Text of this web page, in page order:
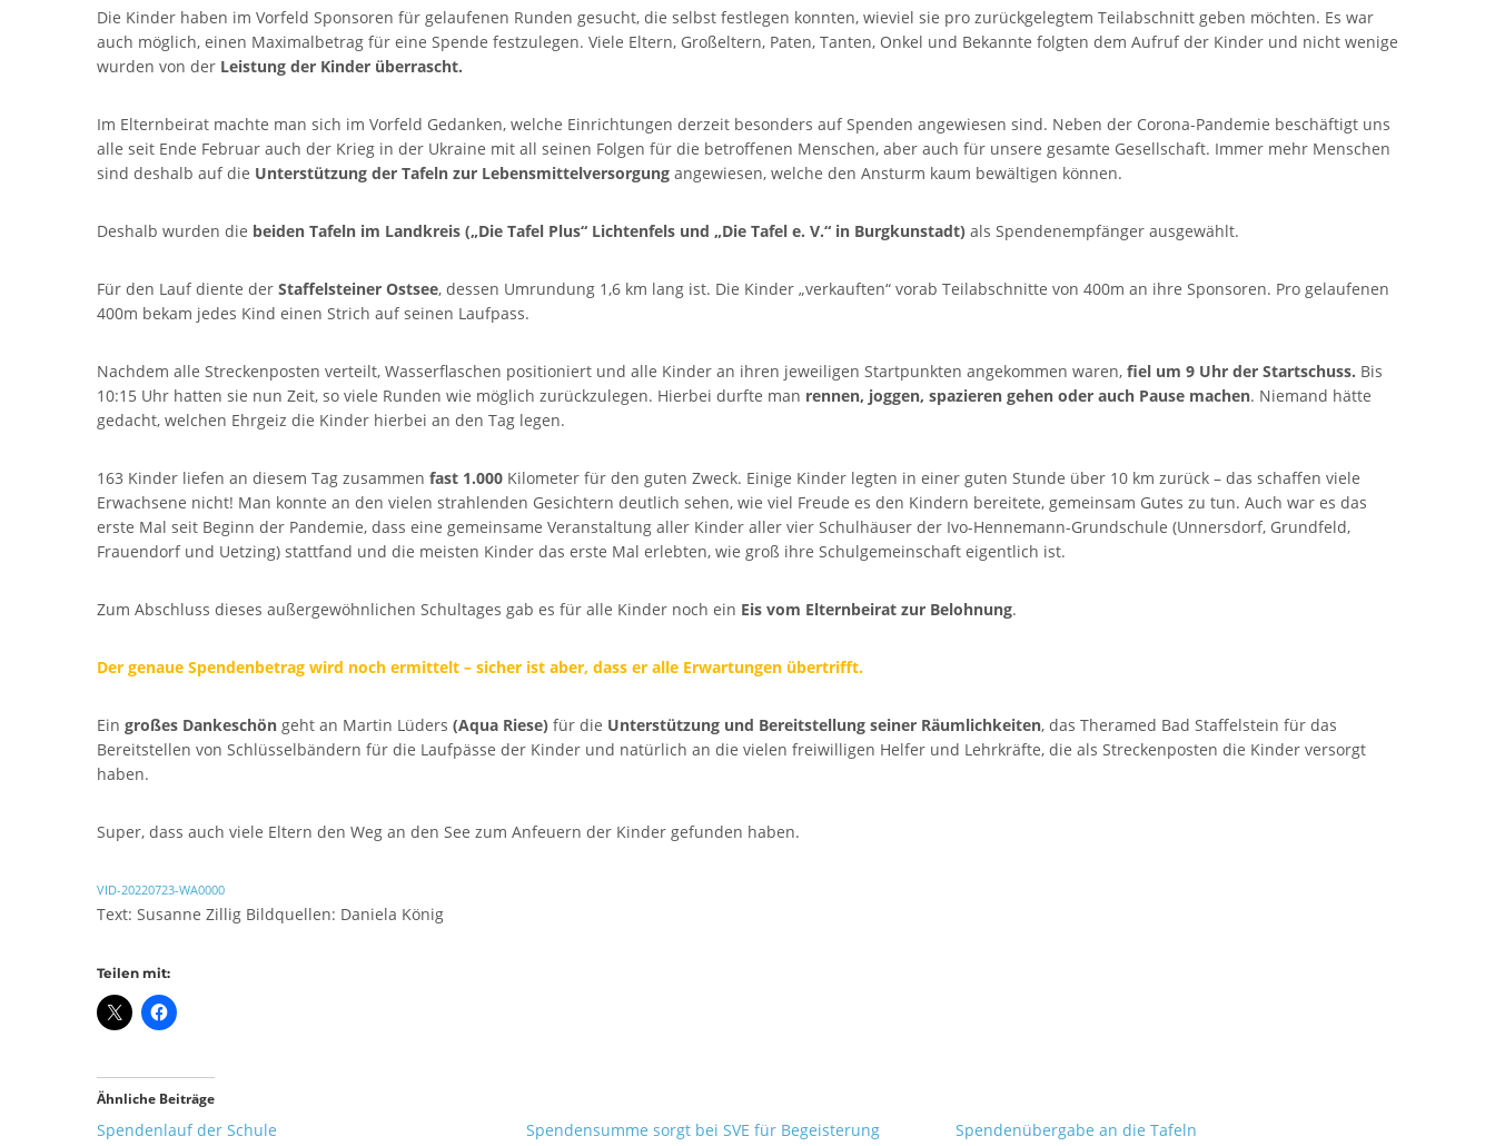
Die Kinder haben im Vorfeld Sponsoren für gelaufenen Runden gesucht, die selbst festlegen konnten, wieviel sie pro zurückgelegtem Teilabschnitt geben möchten. Es war
auch möglich, einen Maximalbetrag für eine Spende festzulegen. Viele Eltern, Großeltern, Paten, Tanten, Onkel und Bekannte folgten dem Aufruf der Kinder und nicht wenige
wurden von der Leistung der Kinder überrascht.
Im Elternbeirat machte man sich im Vorfeld Gedanken, welche Einrichtungen derzeit besonders auf Spenden angewiesen sind. Neben der Corona-Pandemie beschäftigt uns
alle seit Ende Februar auch der Krieg in der Ukraine mit all seinen Folgen für die betroffenen Menschen, aber auch für unsere gesamte Gesellschaft. Immer mehr Menschen
sind deshalb auf die Unterstützung der Tafeln zur Lebensmittelversorgung angewiesen, welche den Ansturm kaum bewältigen können.
Deshalb wurden die beiden Tafeln im Landkreis („Die Tafel Plus“ Lichtenfels und „Die Tafel e. V.“ in Burgkunstadt) als Spendenempfänger ausgewählt.
Für den Lauf diente der Staffelsteiner Ostsee, dessen Umrundung 1,6 km lang ist. Die Kinder „verkauften“ vorab Teilabschnitte von 400m an ihre Sponsoren. Pro gelaufenen
400m bekam jedes Kind einen Strich auf seinen Laufpass.
Nachdem alle Streckenposten verteilt, Wasserflaschen positioniert und alle Kinder an ihren jeweiligen Startpunkten angekommen waren, fiel um 9 Uhr der Startschuss. Bis
10:15 Uhr hatten sie nun Zeit, so viele Runden wie möglich zurückzulegen. Hierbei durfte man rennen, joggen, spazieren gehen oder auch Pause machen. Niemand hätte
gedacht, welchen Ehrgeiz die Kinder hierbei an den Tag legen.
163 Kinder liefen an diesem Tag zusammen fast 1.000 Kilometer für den guten Zweck. Einige Kinder legten in einer guten Stunde über 10 km zurück – das schaffen viele
Erwachsene nicht! Man konnte an den vielen strahlenden Gesichtern deutlich sehen, wie viel Freude es den Kindern bereitete, gemeinsam Gutes zu tun. Auch war es das
erste Mal seit Beginn der Pandemie, dass eine gemeinsame Veranstaltung aller Kinder aller vier Schulhäuser der Ivo-Hennemann-Grundschule (Unnersdorf, Grundfeld,
Frauendorf und Uetzing) stattfand und die meisten Kinder das erste Mal erlebten, wie groß ihre Schulgemeinschaft eigentlich ist.
Zum Abschluss dieses außergewöhnlichen Schultages gab es für alle Kinder noch ein Eis vom Elternbeirat zur Belohnung.
Der genaue Spendenbetrag wird noch ermittelt – sicher ist aber, dass er alle Erwartungen übertrifft.
Ein großes Dankeschön geht an Martin Lüders (Aqua Riese) für die Unterstützung und Bereitstellung seiner Räumlichkeiten, das Theramed Bad Staffelstein für das
Bereitstellen von Schlüsselbändern für die Laufpässe der Kinder und natürlich an die vielen freiwilligen Helfer und Lehrkräfte, die als Streckenposten die Kinder versorgt
haben.
Super, dass auch viele Eltern den Weg an den See zum Anfeuern der Kinder gefunden haben.
VID-20220723-WA0000
Text: Susanne Zillig Bildquellen: Daniela König
Teilen mit:
Ähnliche Beiträge
Spendenlauf der Schule
Spendensumme sorgt bei SVE für Begeisterung
Spendenübergabe an die Tafeln
96231 Bad Staffelstein - Unnersdorf
Tel 09573 - 6586
Fax 09573 – 8990137
Dienstag 10.00 – 13.00 Uhr